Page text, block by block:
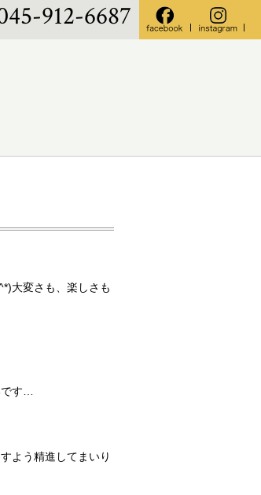
912-6687
大変さも、楽しさも
す…
よう精進してまいり